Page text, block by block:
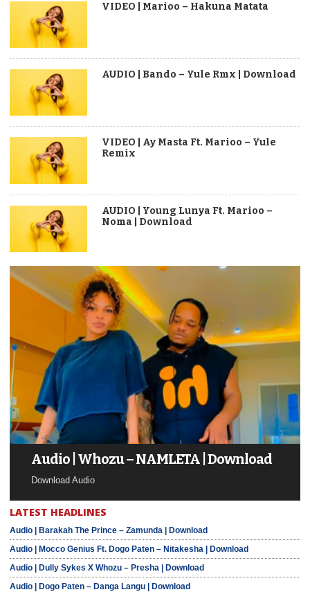
VIDEO | Marioo – Hakuna Matata
AUDIO | Bando – Yule Rmx | Download
VIDEO | Ay Masta Ft. Marioo – Yule
Remix
AUDIO | Young Lunya Ft. Marioo –
Noma | Download
Audio | Whozu – NAMLETA | Download
Download Audio
LATEST HEADLINES
Audio | Barakah The Prince – Zamunda | Download
Audio | Mocco Genius Ft. Dogo Paten – Nitakesha | Download
Audio | Dully Sykes X Whozu – Presha | Download
Audio | Dogo Paten – Danga Langu | Download